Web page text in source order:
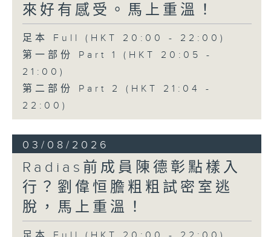
來好有感受。馬上重溫！
足本 Full (HKT 20:00 - 22:00)
第一部份 Part 1 (HKT 20:05 -
21:00)
第二部份 Part 2 (HKT 21:04 -
22:00)
03/08/2026
Radias前成員陳德彰點樣入
行？劉偉恒膽粗粗試密室逃
脫，馬上重溫！